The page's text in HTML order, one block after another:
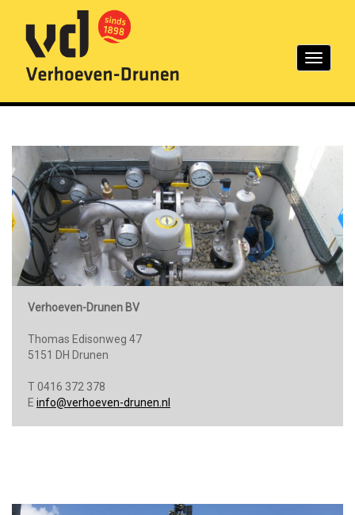
Toggle
navigation
Verhoeven-Drunen BV
Thomas Edisonweg 47
5151 DH Drunen
T 0416 372 378
E info@verhoeven-drunen.nl